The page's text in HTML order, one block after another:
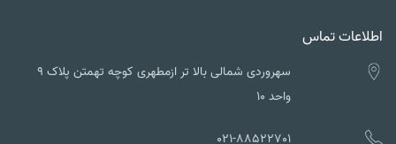
تماس
سهروردی شمالی بالا تر ازمطهری کوچه تهمتن پلاک ۹
021-88522701